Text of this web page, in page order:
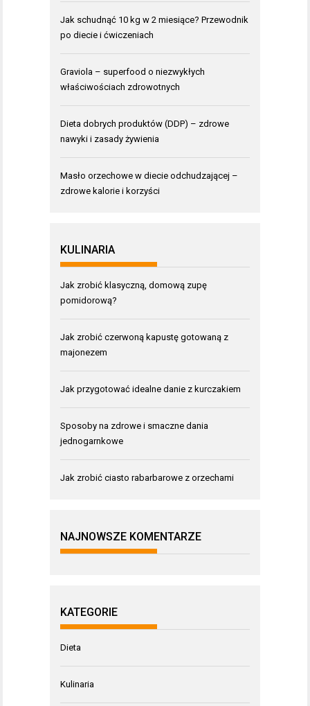
Jak schudnąć 10 kg w 2 miesiące? Przewodnik
po diecie i ćwiczeniach
Graviola – superfood o niezwykłych
właściwościach zdrowotnych
Dieta dobrych produktów (DDP) – zdrowe
nawyki i zasady żywienia
Masło orzechowe w diecie odchudzającej –
zdrowe kalorie i korzyści
KULINARIA
Jak zrobić klasyczną, domową zupę
pomidorową?
Jak zrobić czerwoną kapustę gotowaną z
majonezem
Jak przygotować idealne danie z kurczakiem
Sposoby na zdrowe i smaczne dania
jednogarnkowe
Jak zrobić ciasto rabarbarowe z orzechami
NAJNOWSZE KOMENTARZE
KATEGORIE
Dieta
Kulinaria